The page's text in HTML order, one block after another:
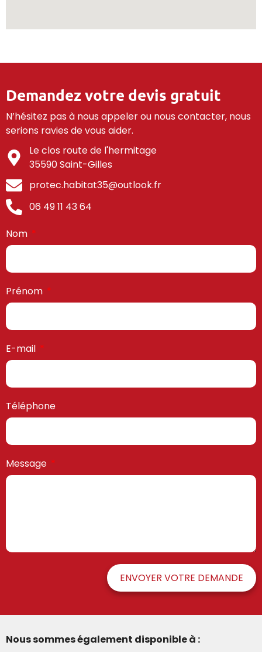
Demandez votre devis gratuit
N’hésitez pas à nous appeler ou nous contacter, nous
serions ravies de vous aider.
Le clos route de l'hermitage
35590 Saint-Gilles
protec.habitat35@outlook.fr
06 49 11 43 64
Nom
Prénom
E-mail
Téléphone
Message
ENVOYER VOTRE DEMANDE
Nous sommes également disponible à :